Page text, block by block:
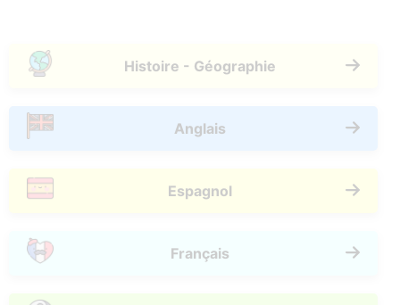
Histoire - Géographie
Anglais
Espagnol
Français